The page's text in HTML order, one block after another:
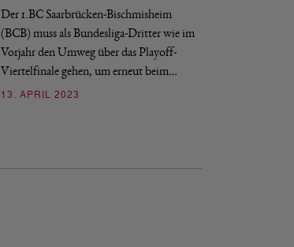
Der 1.BC Saarbrücken-Bischmisheim
(BCB) muss als Bundesliga-Dritter wie im
Vorjahr den Umweg über das Playoff-
Viertelfinale gehen, um erneut beim…
13. APRIL 2023